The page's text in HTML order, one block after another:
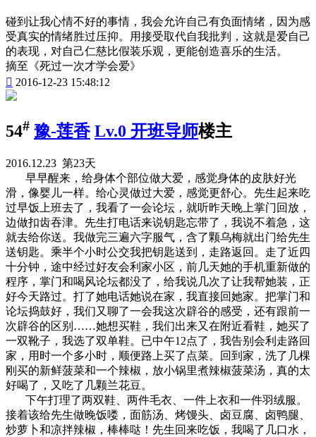
碰到让我心情不好的事情，我会允许自己有负面情绪，因为感
受真实的情绪胜过压抑。用接受取代自我批判，这就是爱自己
的表现，对自己仁慈比假装乐观，更能创造喜乐的生活。
摘至《死过一次才学会爱》
 2016-12-23 15:48:12
54# 豫-莲香 Lv.0 开班导师楼主
2016.12.23 第23天
早早醒来，给身体个部位做大爱，感觉身体的皮肤好光
滑，像婴儿一样。给心灵做过大爱，感觉更舒心。先生起来吃
过早饭上班去了，我看了一会论坛，就听昨天晚上掌门回放，
边做扣齿吞津。先生打电话来说钥匙忘带了，我说不着急，这
就去给你送。我做完三遍六字服气，含了颗乌梅就出门给先生
送钥匙。乘半个小时公交我把钥匙送到，走路返回。走了近四
十分钟，途中经过好友会利家小区，前几天她的手机重新做的
程序，掌门和喝风论坛都没了，给我说几次了让我帮她装，正
好今天路过。打了她电话她说在家，我直接回她家。把掌门和
论坛捣鼓好，我们又聊了一会我这次辟谷的感受，还有跟前一
次辟谷的区别……她想买鞋，我们出来又在附近看鞋，她买了
一双靴子，我选了双单鞋。已中午12点了，我告别会利走路回
家，用时一个多小时，顺便路上买了点菜。回到家，洗了几棵
刚买的新鲜菠菜和一个辣椒，放小锅里煮辣椒菠菜汤，真的太
好喝了，又吃了几颗兰花豆。
下午打理了两双鞋、两件毛衣、一件上衣和一件羽绒服。
接着该给先生做晚饭喽，面筋汤、烤馒头、卤豆腐、卤鸭腿、
炒萝卜和凉拌辣椒，棒棒哒！先生回来吃饭，我喝了几口水，